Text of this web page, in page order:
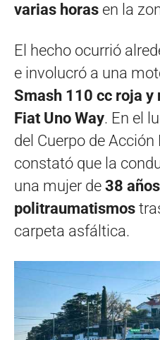
varias horas en la
El hecho ocurrió
e involucró a una
Smash 110 cc roja y
Fiat Uno Way. En el
del Cuerpo de Acción
constató que la
una mujer de 38 años
politraumatismos
carpeta asfáltica.